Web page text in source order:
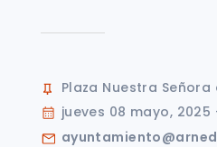
Plaza Nuestra Señora
jueves 08 mayo, 2025